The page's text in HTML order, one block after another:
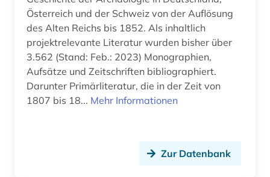
gesundheit &amp; ernährung (1)
gesundheitswissenschaften (1)
gießen (1)
glossar (1)
Österreich und der Schweiz von der Auflösung
des Alten Reichs bis 1852. Als inhaltlich
projektrelevante Literatur wurden bisher über
3.562 (Stand: Feb.: 2023) Monographien,
Aufsätze und Zeitschriften bibliographiert.
Darunter Primärliteratur, die in der Zeit von
1807 bis 18... Mehr Informationen
Zur Datenbank